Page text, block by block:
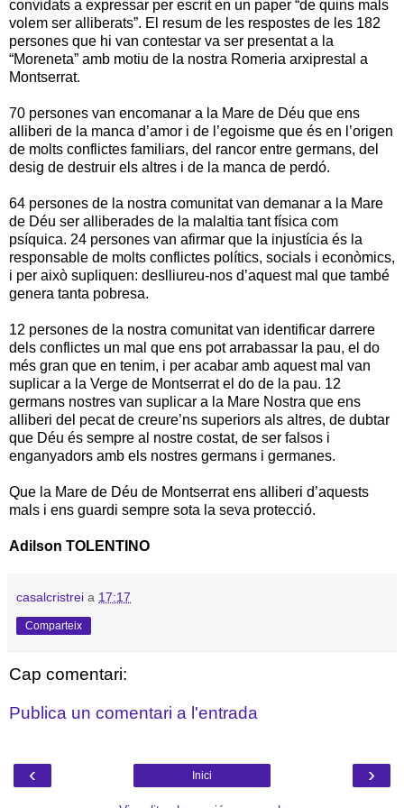
convidats a expressar per escrit en un paper “de quins mals
volem ser alliberats”. El resum de les respostes de les 182
persones que hi van contestar va ser presentat a la
“Moreneta” amb motiu de la nostra Romeria arxiprestal a
Montserrat.
70 persones van encomanar a la Mare de Déu que ens
alliberi de la manca d’amor i de l’egoisme que és en l’origen
de molts conflictes familiars, del rancor entre germans, del
desig de destruir els altres i de la manca de perdó.
64 persones de la nostra comunitat van demanar a la Mare
de Déu ser alliberades de la malaltia tant física com
psíquica. 24 persones van afirmar que la injustícia és la
responsable de molts conflictes polítics, socials i econòmics,
i per això supliquen: deslliureu-nos d’aquest mal que també
genera tanta pobresa.
12 persones de la nostra comunitat van identificar darrere
dels conflictes un mal que ens pot arrabassar la pau, el do
més gran que en tenim, i per acabar amb aquest mal van
suplicar a la Verge de Montserrat el do de la pau. 12
germans nostres van suplicar a la Mare Nostra que ens
alliberi del pecat de creure’ns superiors als altres, de dubtar
que Déu és sempre al nostre costat, de ser falsos i
enganyadors amb els nostres germans i germanes.
Que la Mare de Déu de Montserrat ens alliberi d’aquests
mals i ens guardi sempre sota la seva protecció.
Adilson TOLENTINO
casalcristrei a 17:17
Comparteix
Cap comentari:
Publica un comentari a l'entrada
‹ ›
Inici